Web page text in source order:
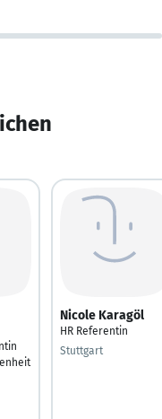
Nicole Karagöl
HR Referentin
Stuttgart